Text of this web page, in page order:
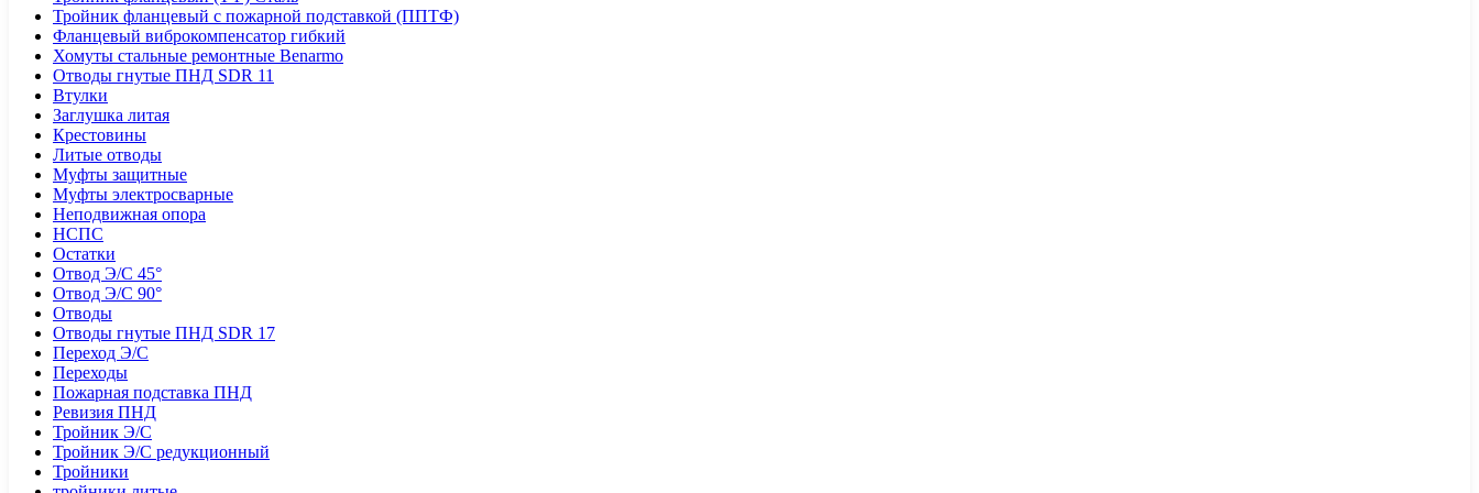
Тройник фланцевый с пожарной подставкой (ППТФ)
Фланцевый виброкомпенсатор гибкий
Хомуты стальные ремонтные Benarmo
Отводы гнутые ПНД SDR 11
Втулки
Заглушка литая
Крестовины
Литые отводы
Муфты защитные
Муфты электросварные
Неподвижная опора
НСПС
Остатки
Отвод Э/С 45°
Отвод Э/С 90°
Отводы
Отводы гнутые ПНД SDR 17
Переход Э/С
Переходы
Пожарная подставка ПНД
Ревизия ПНД
Тройник Э/С
Тройник Э/С редукционный
Тройники